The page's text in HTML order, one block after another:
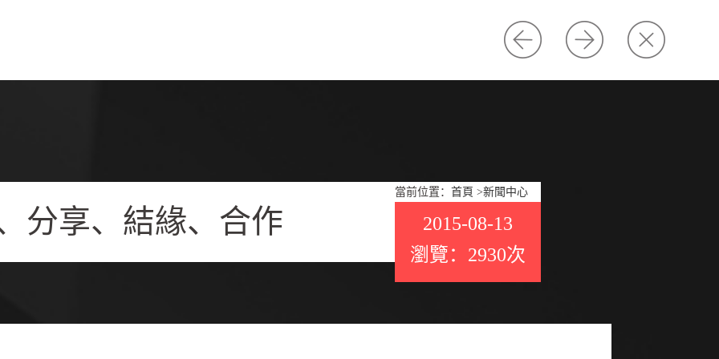
分享、結緣、合作
當前位置： 首頁 >新聞中心
2015-08-13
瀏覽：2930次